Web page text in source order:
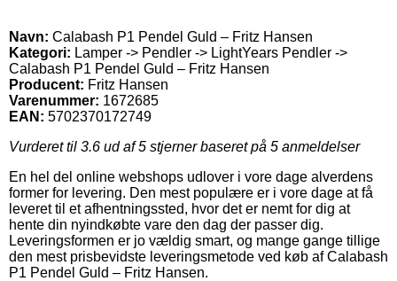
Navn: Calabash P1 Pendel Guld – Fritz Hansen
Kategori: Lamper -> Pendler -> LightYears Pendler ->
Calabash P1 Pendel Guld – Fritz Hansen
Producent: Fritz Hansen
Varenummer: 1672685
EAN: 5702370172749
Vurderet til 3.6 ud af 5 stjerner baseret på 5 anmeldelser
En hel del online webshops udlover i vore dage alverdens
former for levering. Den mest populære er i vore dage at få
leveret til et afhentningssted, hvor det er nemt for dig at
hente din nyindkøbte vare den dag der passer dig.
Leveringsformen er jo vældig smart, og mange gange tillige
den mest prisbevidste leveringsmetode ved køb af Calabash
P1 Pendel Guld – Fritz Hansen.